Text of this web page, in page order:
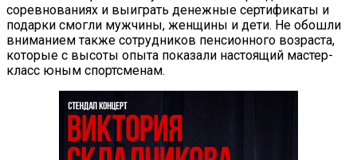
соревнованиях и выиграть денежные сертификаты и
подарки смогли мужчины, женщины и дети. Не обошли
вниманием также сотрудников пенсионного возраста,
которые с высоты опыта показали настоящий мастер-
класс юным спортсменам.